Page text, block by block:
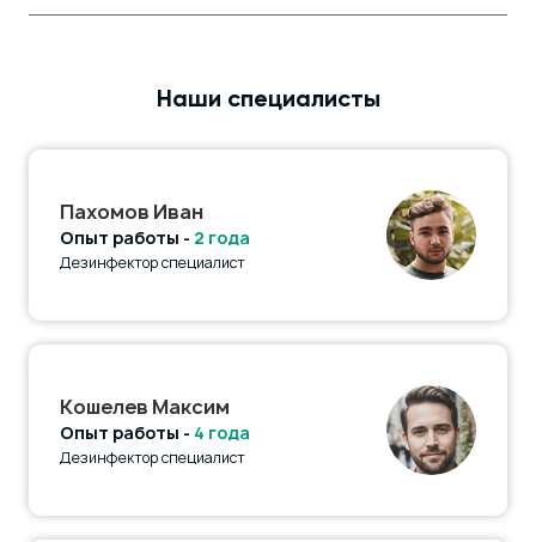
Наши специалисты
Пахомов Иван
Опыт работы - 2 года
Дезинфектор специалист
Кошелев Максим
Опыт работы - 4 года
Дезинфектор специалист